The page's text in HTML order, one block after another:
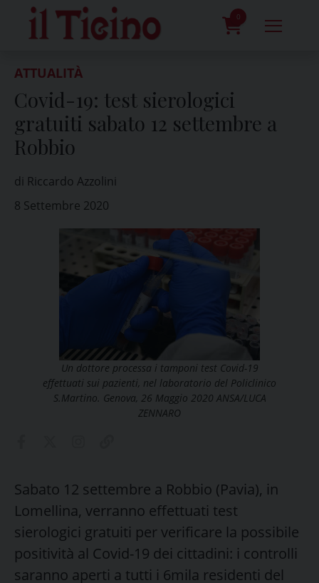
content
0
ATTUALITÀ
Covid-19: test sierologici
gratuiti sabato 12 settembre a
Robbio
di Riccardo Azzolini
8 Settembre 2020
Un dottore processa i tamponi test Covid-19
effettuati sui pazienti, nel laboratorio del Policlinico
S.Martino. Genova, 26 Maggio 2020 ANSA/LUCA
ZENNARO
Sabato 12 settembre a Robbio (Pavia), in
Lomellina, verranno effettuati test
sierologici gratuiti per verificare la possibile
positività al Covid-19 dei cittadini: i controlli
saranno aperti a tutti i 6mila residenti del